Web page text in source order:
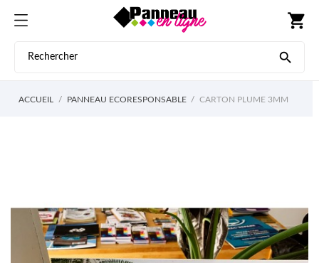
shopping_cart

ACCUEIL PANNEAU ECORESPONSABLE CARTON PLUME 3MM